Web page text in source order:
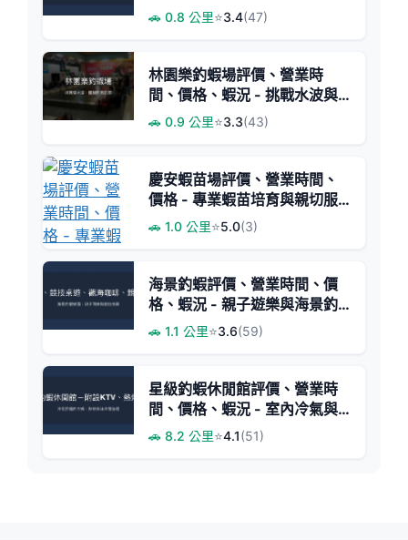
體與親切老闆
🚗 0.8 公里⭐3.4(47)
林園樂釣蝦場評價、營業時
間、價格、蝦況 - 挑戰水波與
釣技的考驗場
🚗 0.9 公里⭐3.3(43)
慶安蝦苗場評價、營業時間、
價格 - 專業蝦苗培育與親切服
🚗 1.0 公里⭐5.0(3)
海景釣蝦評價、營業時間、價
格、蝦況 - 親子遊樂與海景釣
🚗 1.1 公里⭐3.6(59)
星級釣蝦休閒館評價、營業時
間、價格、蝦況 - 室內冷氣與
熱炒美食
🚗 8.2 公里⭐4.1(51)